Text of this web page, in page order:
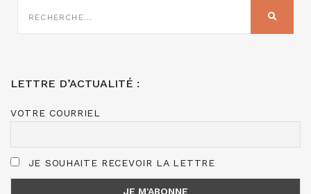
SUR
LETTRE D’ACTUALITÉ :
VOTRE COURRIEL
JE SOUHAITE RECEVOIR LA LETTRE